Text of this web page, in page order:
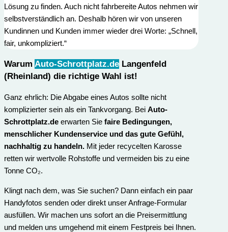
Lösung zu finden. Auch nicht fahrbereite Autos nehmen wir
selbstverständlich an. Deshalb hören wir von unseren
Kundinnen und Kunden immer wieder drei Worte: „Schnell,
fair, unkompliziert.“
Warum Auto-Schrottplatz.de Langenfeld
(Rheinland) die richtige Wahl ist!
Ganz ehrlich: Die Abgabe eines Autos sollte nicht
komplizierter sein als ein Tankvorgang. Bei Auto-
Schrottplatz.de erwarten Sie faire Bedingungen,
menschlicher Kundenservice und das gute Gefühl,
nachhaltig zu handeln. Mit jeder recycelten Karosse
retten wir wertvolle Rohstoffe und vermeiden bis zu eine
Tonne CO₂.
Klingt nach dem, was Sie suchen? Dann einfach ein paar
Handyfotos senden oder direkt unser Anfrage-Formular
ausfüllen. Wir machen uns sofort an die Preisermittlung
und melden uns umgehend mit einem Festpreis bei Ihnen.